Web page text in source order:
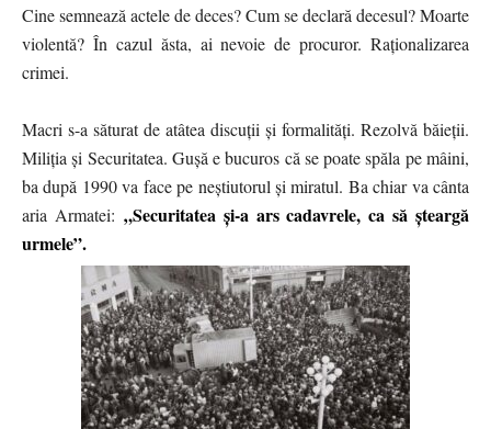
Cine semnează actele de deces? Cum se declară decesul? Moarte
violentă? În cazul ăsta, ai nevoie de procuror. Raționalizarea
crimei.
Macri s-a săturat de atâtea discuții și formalități. Rezolvă băieții.
Miliția și Securitatea. Gușă e bucuros că se poate spăla pe mâini,
ba după 1990 va face pe neștiutorul și miratul. Ba chiar va cânta
aria Armatei: „Securitatea și-a ars cadavrele, ca să șteargă
urmele”.